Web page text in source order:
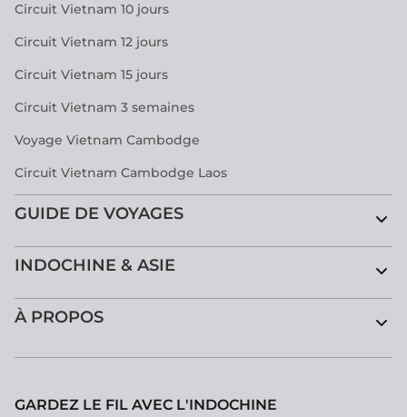
Circuit Vietnam 10 jours
Circuit Vietnam 12 jours
Circuit Vietnam 15 jours
Circuit Vietnam 3 semaines
Voyage Vietnam Cambodge
Circuit Vietnam Cambodge Laos
GUIDE DE VOYAGES
INDOCHINE & ASIE
À PROPOS
GARDEZ LE FIL AVEC L'INDOCHINE